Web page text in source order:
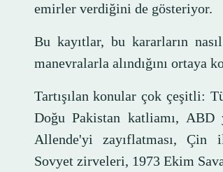
emirler verdiğini de gösteriyor.
Bu kayıtlar, bu kararların
manevralarla alındığını ortaya
Tartışılan konular çok çeşitli:
Doğu Pakistan katliamı,
Allende'yi zayıflatması, Çin
Sovyet zirveleri, 1973 Ekim